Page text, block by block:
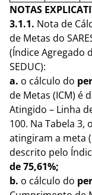
NOTAS
3.1.1. Nota de
de Metas do
(Índice Agregado
SEDUC):
a. o cálculo do
de Metas (ICM) é
Atingido – Linha
100. Na Tabela 3,
atingiram a meta
descrito pelo
de 75,61%;
b. o cálculo do